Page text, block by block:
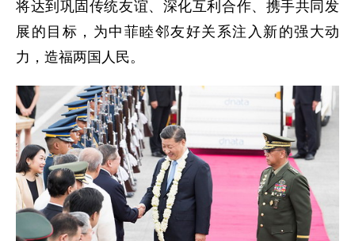
将达到巩固传统友谊、深化互利合作、携手共同发
展的目标，为中菲睦邻友好关系注入新的强大动
力，造福两国人民。